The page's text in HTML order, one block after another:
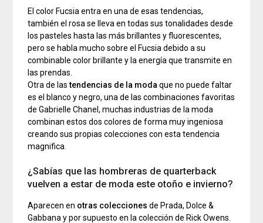
El color Fucsia entra en una de esas tendencias,
también el rosa se lleva en todas sus tonalidades desde
los pasteles hasta las más brillantes y fluorescentes,
pero se habla mucho sobre el Fucsia debido a su
combinable color brillante y la energía que transmite en
las prendas.
Otra de lastendencias de la moda que no puede faltar
es el blanco y negro, una de las combinaciones favoritas
de Gabrielle Chanel, muchas industrias de la moda
combinan estos dos colores de forma muy ingeniosa
creando sus propias colecciones con esta tendencia
magnifica.
¿Sabías que las hombreras de quarterback
vuelven a estar de moda este otoño e invierno?
Aparecen en otras coleccionesde Prada, Dolce &
Gabbana y por supuesto en la colección de Rick Owens.